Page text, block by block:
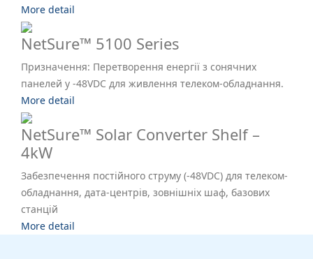
More detail
NetSure™ 5100 Series
Призначення: Перетворення енергії з сонячних
панелей у -48VDC для живлення телеком-обладнання.
More detail
NetSure™ Solar Converter Shelf –
4kW
Забезпечення постійного струму (-48VDC) для телеком-
обладнання, дата-центрів, зовнішніх шаф, базових
станцій
More detail